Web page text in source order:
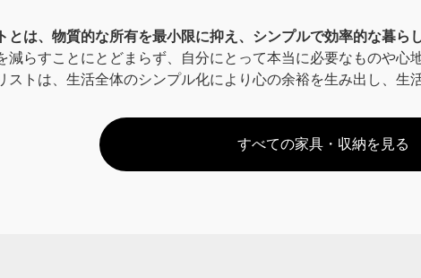
とは、物質的な所有を最小限に抑え、シンプルで効率的な暮ら
減らすことにとどまらず、自分にとって本当に必要なものや心
ストは、生活全体のシンプル化により心の余裕を生み出し、生
すべての家具・収納を見る